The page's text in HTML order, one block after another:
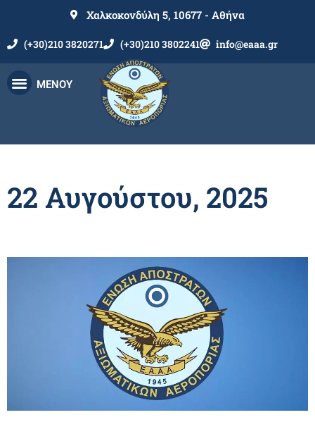
Χαλκοκονδύλη 5, 10677 - Αθήνα
(+30)210 3820271 (+30)210 3802241 info@eaaa.gr
ΜΕΝΟΥ
22 Αυγούστου, 2025